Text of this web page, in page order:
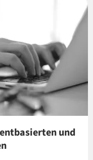
und